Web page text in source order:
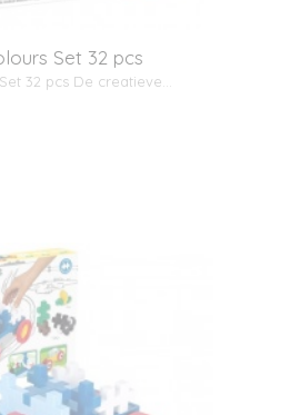
Set 32 pcs
32 pcs De creatieve…